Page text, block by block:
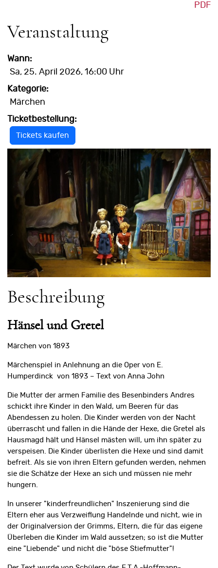
PDF
Veranstaltung
Wann:
Sa, 25. April 2026, 16:00 Uhr
Kategorie:
Märchen
Ticketbestellung:
Tickets kaufen
Beschreibung
Hänsel und Gretel
Märchen von 1893
Märchenspiel in Anlehnung an die Oper von E.
Humperdinck von 1893 – Text von Anna John
Die Mutter der armen Familie des Besenbinders Andres
schickt ihre Kinder in den Wald, um Beeren für das
Abendessen zu holen. Die Kinder werden von der Nacht
überrascht und fallen in die Hände der Hexe, die Gretel als
Hausmagd hält und Hänsel mästen will, um ihn später zu
verspeisen. Die Kinder überlisten die Hexe und sind damit
befreit. Als sie von ihren Eltern gefunden werden, nehmen
sie die Schätze der Hexe an sich und müssen nie mehr
hungern.
In unserer "kinderfreundlichen" Inszenierung sind die
Eltern eher aus Verzweiflung Handelnde und nicht, wie in
der Originalversion der Grimms, Eltern, die für das eigene
Überleben die Kinder im Wald aussetzen; so ist die Mutter
eine "Liebende" und nicht die "böse Stiefmutter"!